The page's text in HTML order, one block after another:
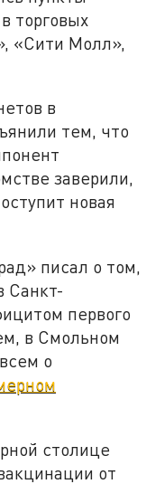
торговых
«Сити Молл»,
в
тем, что
заверили,
новая
писал о том,
Санкт-
первого
в Смольном
о
столице
от